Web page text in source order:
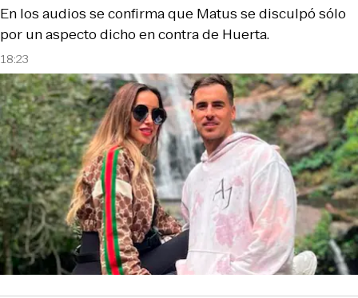
18:23
En los audios se confirma que Matus se disculpó sólo
por un aspecto dicho en contra de Huerta.